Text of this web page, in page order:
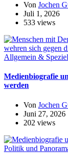
Von Jochen
Juli 1, 2026
533 views
Allgemein &
Medienbiografie
werden
Von Jochen
Juni 27, 2026
202 views
Politik und